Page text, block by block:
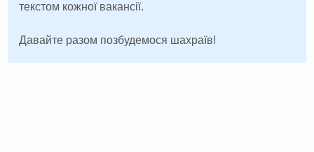
текстом кожної вакансії.
Давайте разом позбудемося шахраїв!